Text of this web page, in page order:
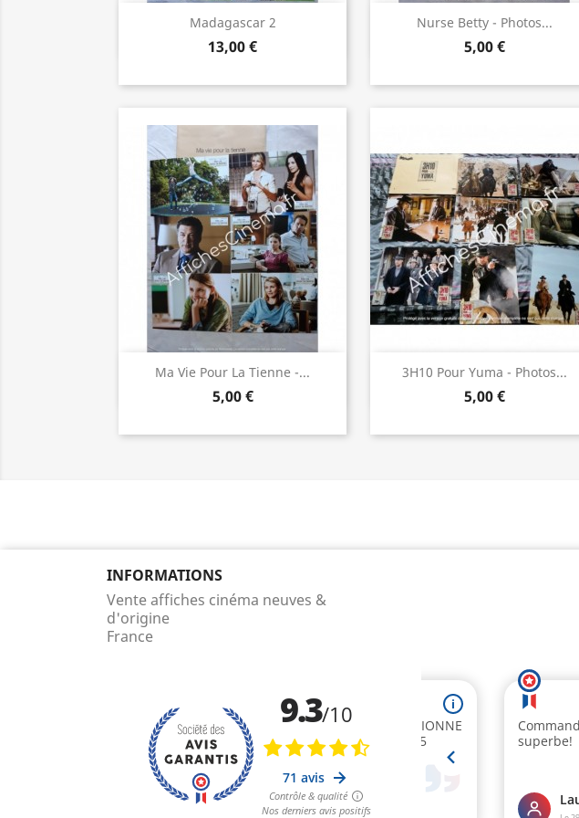
Madagascar 2
13,00 €
Aperçu rapide Nurse Betty - Photos...
5,00 €
Aperçu rapide
Ma Vie Pour La Tienne -...
5,00 €
Aperçu rapide 3H10 Pour Yuma - Photos...
5,00 €
Aperçu rapide
INFORMATIONS
Vente affiches cinéma neuves &
d'origine
France